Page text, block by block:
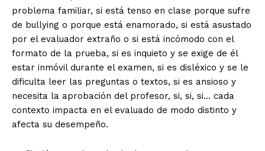
problema familiar, si está tenso en clase porque sufre
de bullying o porque está enamorado, si está asustado
por el evaluador extraño o si está incómodo con el
formato de la prueba, si es inquieto y se exige de él
estar inmóvil durante el examen, si es disléxico y se le
dificulta leer las preguntas o textos, si es ansioso y
necesita la aprobación del profesor, si, si, si… cada
contexto impacta en el evaluado de modo distinto y
afecta su desempeño.